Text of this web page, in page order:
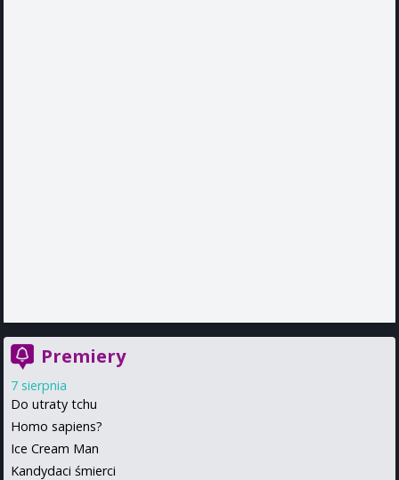
Premiery
7 sierpnia
Do utraty tchu
Homo sapiens?
Ice Cream Man
Kandydaci śmierci